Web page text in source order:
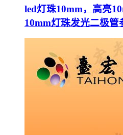
led灯珠10mm，高亮
10mm灯珠发光二极管